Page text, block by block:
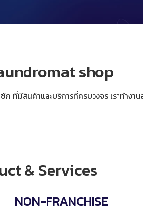
shop
ที่มีสินค้าและบริการที่ครบวงจร เราทำง
& Services
NON-FRANCHISE